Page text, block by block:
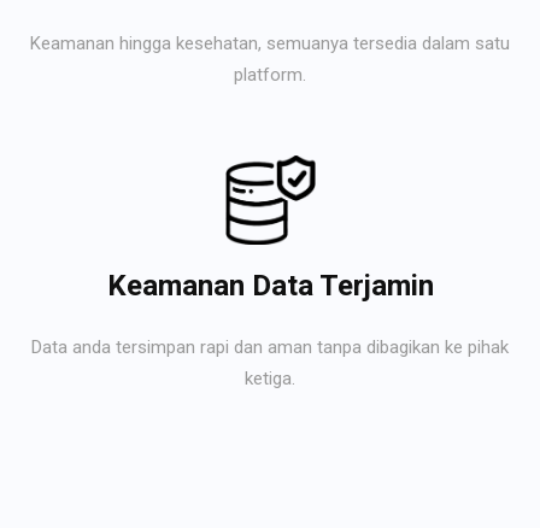
Keamanan hingga kesehatan, semuanya tersedia dalam satu
platform.
Keamanan Data Terjamin
Data anda tersimpan rapi dan aman tanpa dibagikan ke pihak
ketiga.